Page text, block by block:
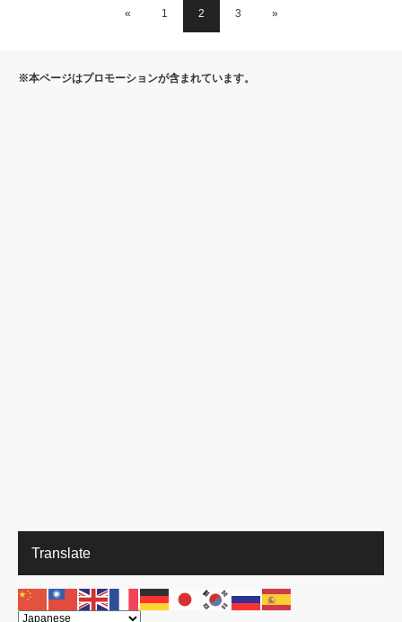
« 1 2 3 »
※本ページはプロモーションが含まれています。
Translate